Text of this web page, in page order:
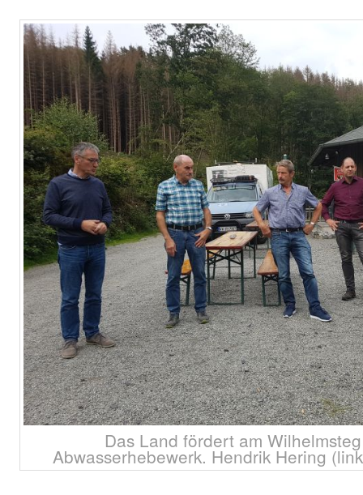
Das Land fördert am
Abwasserhebewerk. Hendrik Hering